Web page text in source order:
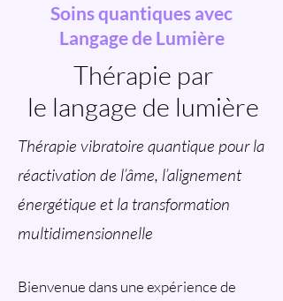
Soins quantiques avec
Langage de Lumière
Thérapie par
le langage de lumière
Thérapie vibratoire quantique pour la
réactivation de l’âme, l’alignement
énergétique et la transformation
multidimensionnelle
Bienvenue dans une expérience de